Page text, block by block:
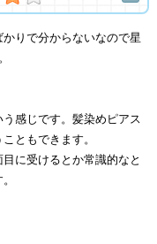
りで分からないなので星
感じです。髪染めピアス
ともできます。
に受けるとか常識的なと